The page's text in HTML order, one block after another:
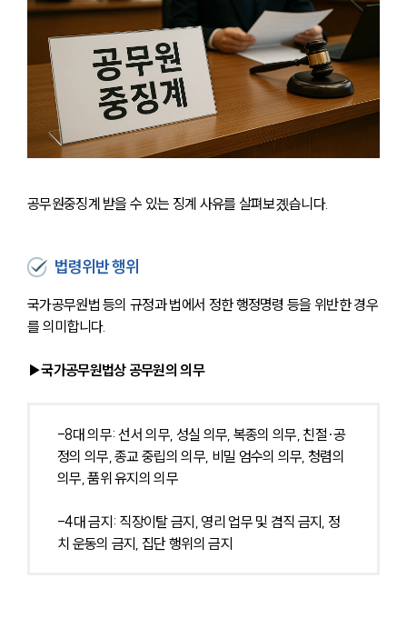
공무원중징계 받을 수 있는 징계 사유를 살펴보곘습니다.
법령위반 행위
국가공무원법 등의 규정과 법에서 정한 행정명령 등을 위반한 경우
를 의미합니다.
▶국가공무원법상 공무원의 의무
-8대 의무: 선서 의무, 성실 의무, 복종의 의무, 친절∙공
정의 의무, 종교 중립의 의무, 비밀 엄수의 의무, 청렴의
의무, 품위 유지의 의무
-4대 금지: 직장이탈 금지, 영리 업무 및 겸직 금지, 정
치 운동의 금지, 집단 행위의 금지